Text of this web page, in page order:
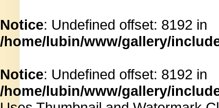
Notice: Undefined offset: 8192 in
/home/lubin/www/gallery/
Notice: Undefined offset: 8192 in
/home/lubin/www/gallery/